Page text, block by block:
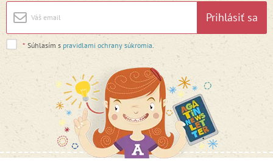
Prihlásiť sa
* Súhlasím s pravidlami ochrany súkromia